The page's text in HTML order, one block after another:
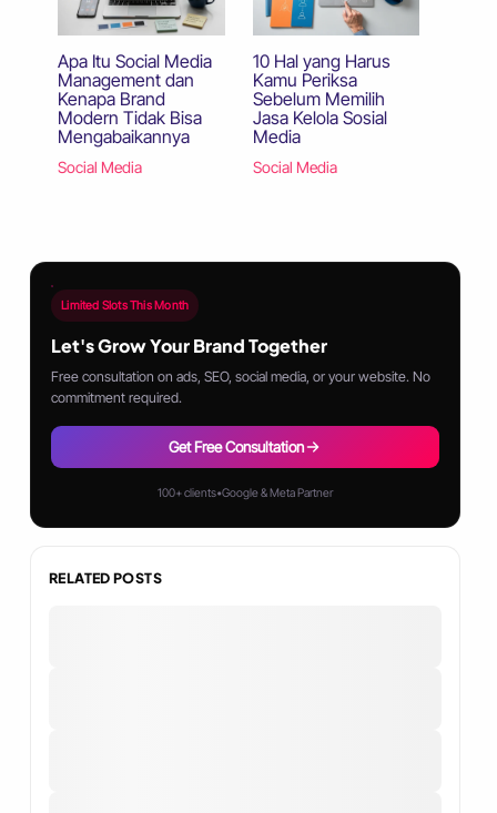
Apa Itu Social Media
Management dan
Kenapa Brand
Modern Tidak Bisa
Mengabaikannya
Social Media
10 Hal yang Harus
Kamu Periksa
Sebelum Memilih
Jasa Kelola Sosial
Media
Social Media
Limited Slots This Month
Let's Grow Your Brand Together
Free consultation on ads, SEO, social media, or your website. No
commitment required.
Get Free Consultation
100+ clients•Google & Meta Partner
RELATED POSTS